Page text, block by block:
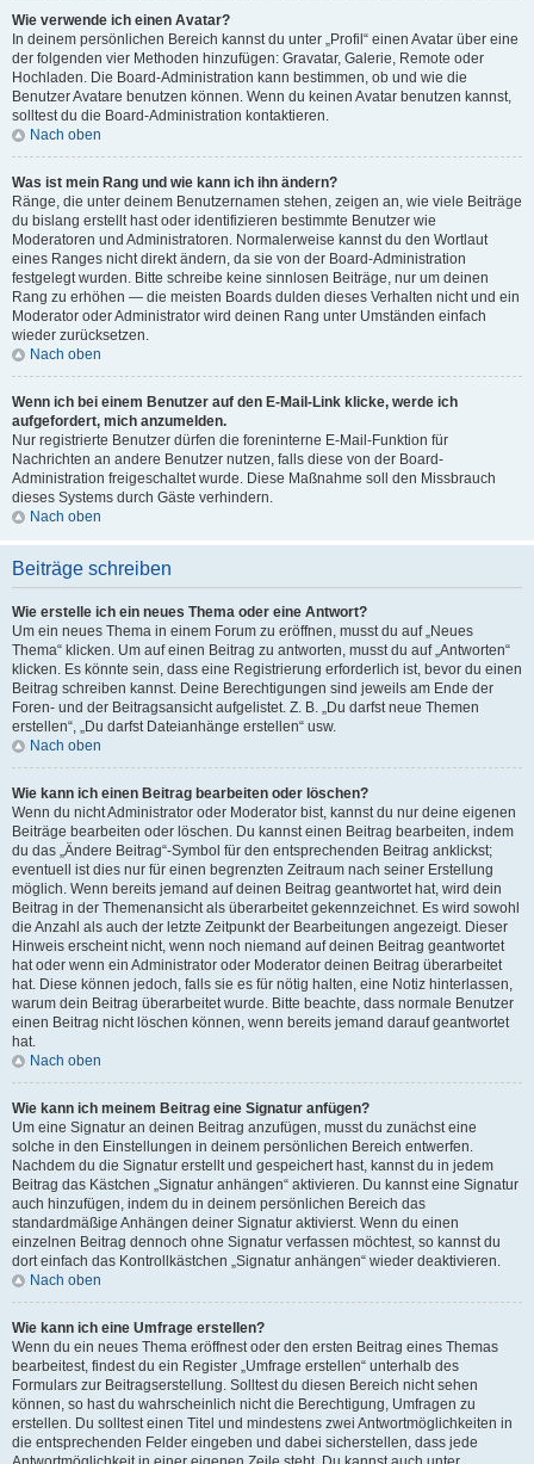
Wie verwende ich einen Avatar?
In deinem persönlichen Bereich kannst du unter „Profil“ einen Avatar über eine
der folgenden vier Methoden hinzufügen: Gravatar, Galerie, Remote oder
Hochladen. Die Board-Administration kann bestimmen, ob und wie die
Benutzer Avatare benutzen können. Wenn du keinen Avatar benutzen kannst,
solltest du die Board-Administration kontaktieren.
Nach oben
Was ist mein Rang und wie kann ich ihn ändern?
Ränge, die unter deinem Benutzernamen stehen, zeigen an, wie viele Beiträge
du bislang erstellt hast oder identifizieren bestimmte Benutzer wie
Moderatoren und Administratoren. Normalerweise kannst du den Wortlaut
eines Ranges nicht direkt ändern, da sie von der Board-Administration
festgelegt wurden. Bitte schreibe keine sinnlosen Beiträge, nur um deinen
Rang zu erhöhen — die meisten Boards dulden dieses Verhalten nicht und ein
Moderator oder Administrator wird deinen Rang unter Umständen einfach
wieder zurücksetzen.
Nach oben
Wenn ich bei einem Benutzer auf den E-Mail-Link klicke, werde ich
aufgefordert, mich anzumelden.
Nur registrierte Benutzer dürfen die foreninterne E-Mail-Funktion für
Nachrichten an andere Benutzer nutzen, falls diese von der Board-
Administration freigeschaltet wurde. Diese Maßnahme soll den Missbrauch
dieses Systems durch Gäste verhindern.
Nach oben
Beiträge schreiben
Wie erstelle ich ein neues Thema oder eine Antwort?
Um ein neues Thema in einem Forum zu eröffnen, musst du auf „Neues
Thema“ klicken. Um auf einen Beitrag zu antworten, musst du auf „Antworten“
klicken. Es könnte sein, dass eine Registrierung erforderlich ist, bevor du einen
Beitrag schreiben kannst. Deine Berechtigungen sind jeweils am Ende der
Foren- und der Beitragsansicht aufgelistet. Z. B. „Du darfst neue Themen
erstellen“, „Du darfst Dateianhänge erstellen“ usw.
Nach oben
Wie kann ich einen Beitrag bearbeiten oder löschen?
Wenn du nicht Administrator oder Moderator bist, kannst du nur deine eigenen
Beiträge bearbeiten oder löschen. Du kannst einen Beitrag bearbeiten, indem
du das „Ändere Beitrag“-Symbol für den entsprechenden Beitrag anklickst;
eventuell ist dies nur für einen begrenzten Zeitraum nach seiner Erstellung
möglich. Wenn bereits jemand auf deinen Beitrag geantwortet hat, wird dein
Beitrag in der Themenansicht als überarbeitet gekennzeichnet. Es wird sowohl
die Anzahl als auch der letzte Zeitpunkt der Bearbeitungen angezeigt. Dieser
Hinweis erscheint nicht, wenn noch niemand auf deinen Beitrag geantwortet
hat oder wenn ein Administrator oder Moderator deinen Beitrag überarbeitet
hat. Diese können jedoch, falls sie es für nötig halten, eine Notiz hinterlassen,
warum dein Beitrag überarbeitet wurde. Bitte beachte, dass normale Benutzer
einen Beitrag nicht löschen können, wenn bereits jemand darauf geantwortet
hat.
Nach oben
Wie kann ich meinem Beitrag eine Signatur anfügen?
Um eine Signatur an deinen Beitrag anzufügen, musst du zunächst eine
solche in den Einstellungen in deinem persönlichen Bereich entwerfen.
Nachdem du die Signatur erstellt und gespeichert hast, kannst du in jedem
Beitrag das Kästchen „Signatur anhängen“ aktivieren. Du kannst eine Signatur
auch hinzufügen, indem du in deinem persönlichen Bereich das
standardmäßige Anhängen deiner Signatur aktivierst. Wenn du einen
einzelnen Beitrag dennoch ohne Signatur verfassen möchtest, so kannst du
dort einfach das Kontrollkästchen „Signatur anhängen“ wieder deaktivieren.
Nach oben
Wie kann ich eine Umfrage erstellen?
Wenn du ein neues Thema eröffnest oder den ersten Beitrag eines Themas
bearbeitest, findest du ein Register „Umfrage erstellen“ unterhalb des
Formulars zur Beitragserstellung. Solltest du diesen Bereich nicht sehen
können, so hast du wahrscheinlich nicht die Berechtigung, Umfragen zu
erstellen. Du solltest einen Titel und mindestens zwei Antwortmöglichkeiten in
die entsprechenden Felder eingeben und dabei sicherstellen, dass jede